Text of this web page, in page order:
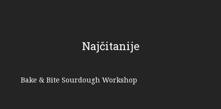
Najčitanije
Bake & Bite Sourdough Workshop